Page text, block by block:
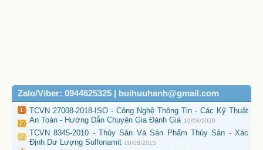
Zalo/Viber: 0944625325 | buihuuhanh@gmail.com
TCVN 27008-2018-ISO - Công Nghệ Thông Tin - Các Kỹ Thuật
An Toàn - Hướng Dẫn Chuyên Gia Đánh Giá 10/08/2020
TCVN 8345-2010 - Thủy Sản Và Sản Phẩm Thủy Sản - Xác
Định Dư Lượng Sulfonamit 08/08/2015